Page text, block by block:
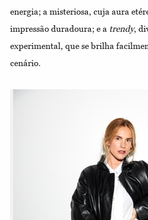
energia; a misteriosa, cuja aura
impressão duradoura; e a trendy,
experimental, que se brilha
cenário.